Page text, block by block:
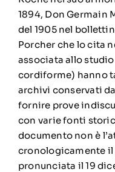
1894, Don Germain
del 1905 nel
Porcher che lo cita
associata allo
cordiforme) hanno
archivi conservati
fornire prove
con varie fonti
documento non è
cronologicamente il
pronunciata il 19